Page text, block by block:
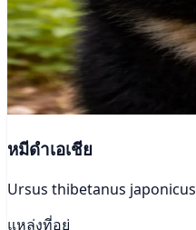
หมีดำเอเชีย
Ursus thibetanus japonicus
แหล่งที่อยู่